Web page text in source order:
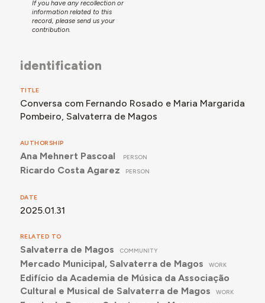
If you have any recollection or
information related to this
record, please send us your
contribution.
identification
TITLE
Conversa com Fernando Rosado e Maria Margarida
Pombeiro, Salvaterra de Magos
AUTHORSHIP
Ana Mehnert Pascoal PERSON
Ricardo Costa Agarez PERSON
DATE
2025.01.31
RELATED TO
Salvaterra de Magos COMMUNITY
Mercado Municipal, Salvaterra de Magos WORK
Edifício da Academia de Música da Associação
Cultural e Musical de Salvaterra de Magos
WORK